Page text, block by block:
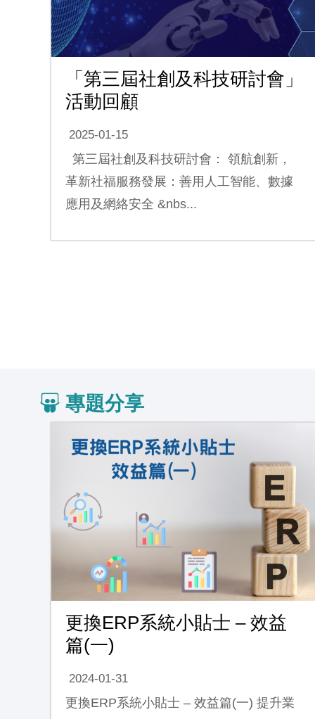
「第三屆社創及科技研討會」
活動回顧
2025-01-15
第三屆社創及科技研討會： 領航創新，
革新社福服務發展：善用人工智能、數據
應用及網絡安全 &nbs...
專題分享
更換ERP系統小貼士 – 效益
篇(一)
2024-01-31
更換ERP系統小貼士 – 效益篇(一) 提升業